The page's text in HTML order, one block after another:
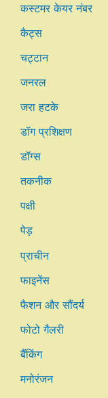
कस्टमर केयर नंबर
कैट्स
चट्टान
जनरल
जरा हटके
डॉग प्रशिक्षण
डॉग्स
तकनीक
पक्षी
पेड़
प्राचीन
फाइनेंस
फैशन और सौंदर्य
फोटो गैलरी
बैंकिंग
मनोरंजन